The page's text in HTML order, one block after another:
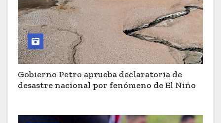
Gobierno Petro aprueba declaratoria de
desastre nacional por fenómeno de El Niño